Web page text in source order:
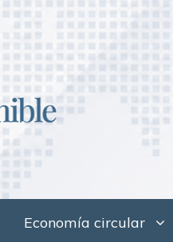
Economía circular